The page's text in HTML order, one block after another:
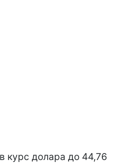
курс долара до 44,76